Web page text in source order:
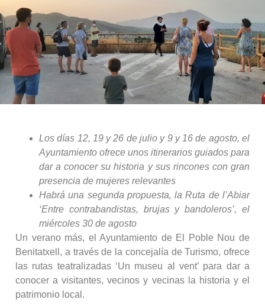
Los días 12, 19 y 26 de julio y 9 y 16 de agosto, el
Ayuntamiento ofrece unos itinerarios guiados para
dar a conocer su historia y sus rincones con gran
presencia de mujeres relevantes
Habrá una segunda propuesta, la Ruta de l’Abiar
‘Entre contrabandistas, brujas y bandoleros’, el
miércoles 30 de agosto
Un verano más, el Ayuntamiento de El Poble Nou de
Benitatxell, a través de la concejalía de Turismo, ofrece
las rutas teatralizadas ‘Un museu al vent’ para dar a
conocer a visitantes, vecinos y vecinas la historia y el
patrimonio local.